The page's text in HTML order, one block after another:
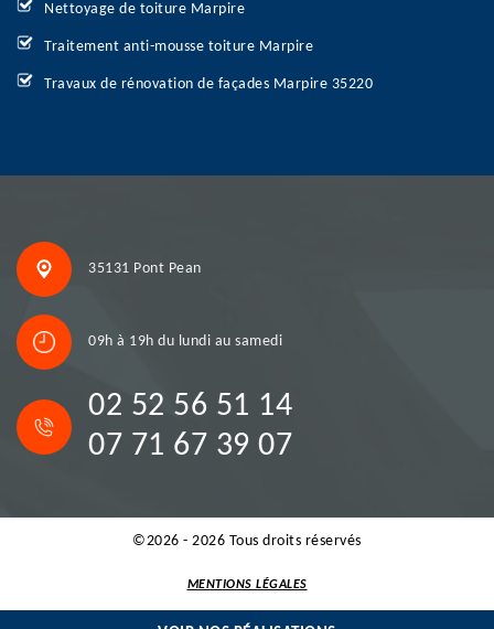
Nettoyage de toiture Marpire
Traitement anti-mousse toiture Marpire
Travaux de rénovation de façades Marpire 35220
35131 Pont Pean
09h à 19h du lundi au samedi
02 52 56 51 14
07 71 67 39 07
©2026 - 2026 Tous droits réservés
MENTIONS LÉGALES